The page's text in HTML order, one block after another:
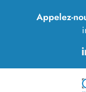
Appelez-